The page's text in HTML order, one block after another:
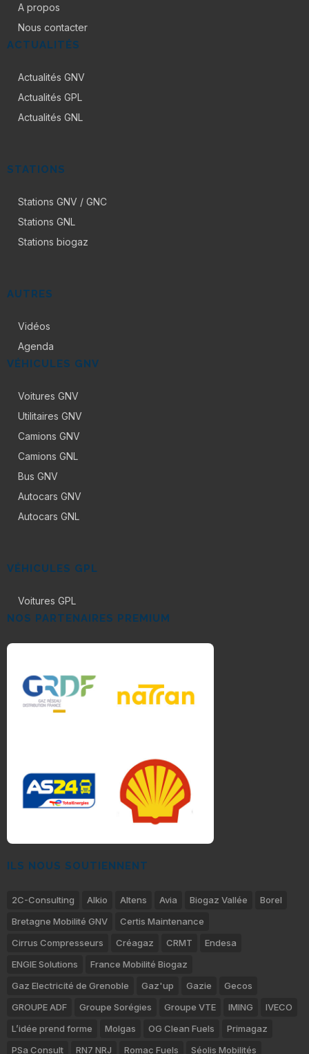
A propos
Nous contacter
ACTUALITÉS
Actualités GNV
Actualités GPL
Actualités GNL
STATIONS
Stations GNV / GNC
Stations GNL
Stations biogaz
AUTRES
Vidéos
Agenda
VÉHICULES GNV
Voitures GNV
Utilitaires GNV
Camions GNV
Camions GNL
Bus GNV
Autocars GNV
Autocars GNL
VÉHICULES GPL
Voitures GPL
NOS PARTENAIRES PREMIUM
ILS NOUS SOUTIENNENT
2C-Consulting Alkio Altens Avia Biogaz Vallée
Borel
Bretagne Mobilité GNV
Certis Maintenance
Cirrus Compresseurs
Créagaz CRMT
Endesa
ENGIE Solutions
France Mobilité Biogaz
Gaz Electricité de Grenoble
Gaz'up Gazie
Gecos
GROUPE ADF
Groupe Sorégies Groupe VTE IMING
IVECO
L’idée prend forme
Molgas OG Clean Fuels
Primagaz
PSa Consult
RN7 NRJ Romac Fuels Séolis Mobilités